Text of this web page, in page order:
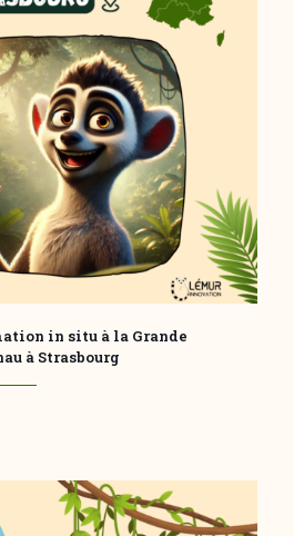
in situ à la Grande
à Strasbourg